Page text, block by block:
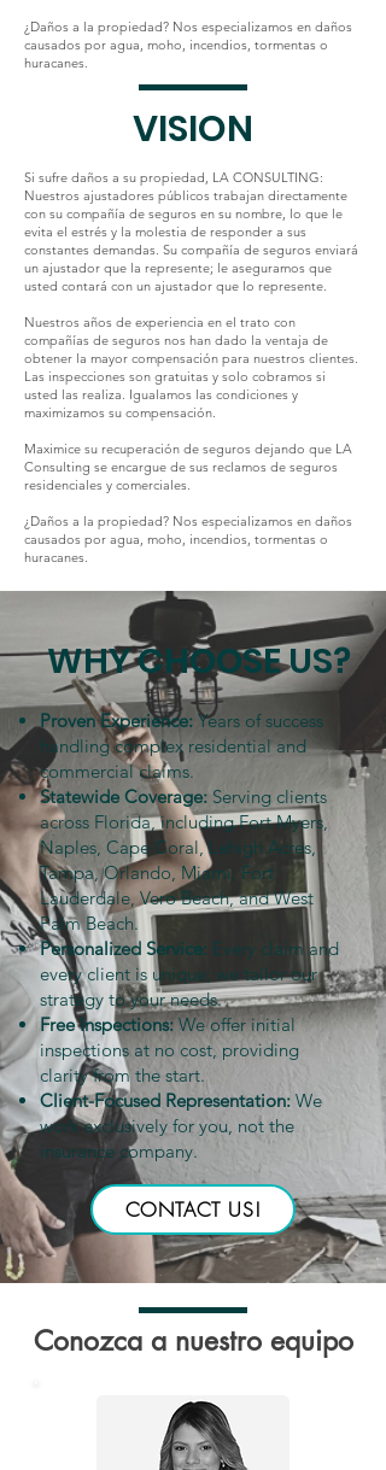
¿Daños a la propiedad? Nos especializamos en daños
causados por agua, moho, incendios, tormentas o
huracanes.
VISION
Si sufre daños a su propiedad, LA CONSULTING:
Nuestros ajustadores públicos trabajan directamente
con su compañía de seguros en su nombre, lo que le
evita el estrés y la molestia de responder a sus
constantes demandas. Su compañía de seguros enviará
un ajustador que la represente; le aseguramos que
usted contará con un ajustador que lo represente.
Nuestros años de experiencia en el trato con
compañías de seguros nos han dado la ventaja de
obtener la mayor compensación para nuestros clientes.
Las inspecciones son gratuitas y solo cobramos si
usted las realiza. Igualamos las condiciones y
maximizamos su compensación.
Maximice su recuperación de seguros dejando que LA
Consulting se encargue de sus reclamos de seguros
residenciales y comerciales.
¿Daños a la propiedad? Nos especializamos en daños
causados por agua, moho, incendios, tormentas o
huracanes.
WHY CHOOSE US?
Proven Experience: Years of success
handling complex residential and
commercial claims.
Statewide Coverage: Serving clients
across Florida, including Fort Myers,
Naples, Cape Coral, Lehigh Acres,
Tampa, Orlando, Miami, Fort
Lauderdale, Vero Beach, and West
Palm Beach.
Personalized Service: Every claim and
every client is unique; we tailor our
strategy to your needs.
Free Inspections:We offer initial
inspections at no cost, providing
clarity from the start.
Client-Focused Representation: We
work exclusively for you, not the
insurance company.
CONTACT US!
Conozca a nuestro equipo